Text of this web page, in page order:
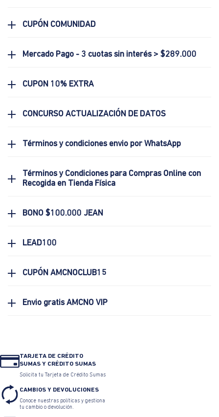
CUPÓN COMUNIDAD
Mercado Pago - 3 cuotas sin interés > $289.000
CUPON 10% EXTRA
CONCURSO ACTUALIZACIÓN DE DATOS
Términos y condiciones envio por WhatsApp
Términos y Condiciones para Compras Online con
Recogida en Tienda Física
BONO $100.000 JEAN
LEAD100
CUPÓN AMCNOCLUB15
Envio gratis AMCNO VIP
TARJETA DE CRÉDITO
SUMAS Y CRÉDITO SUMAS
Solicita tu Tarjeta de Crédito Sumas
CAMBIOS Y DEVOLUCIONES
Conoce nuestras políticas y gestiona
tu cambio o devolución.